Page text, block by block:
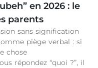
en 2026 : le
parents
sans signification
piège verbal : si
chose
répondez “quoi ?”, il